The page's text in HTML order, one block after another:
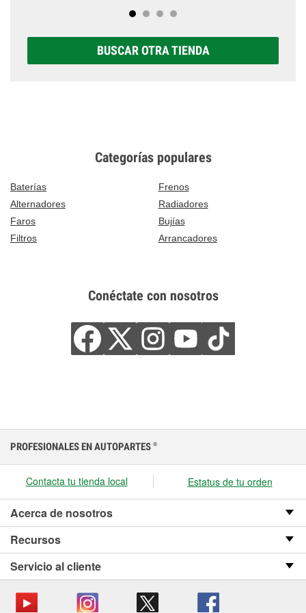
BUSCAR OTRA TIENDA
Categorías populares
Baterías
Frenos
Alternadores
Radiadores
Faros
Bujías
Filtros
Arrancadores
Conéctate con nosotros
PROFESIONALES EN AUTOPARTES ®
Contacta tu tienda local Estatus de tu orden
Acerca de nosotros
Recursos
Servicio al cliente